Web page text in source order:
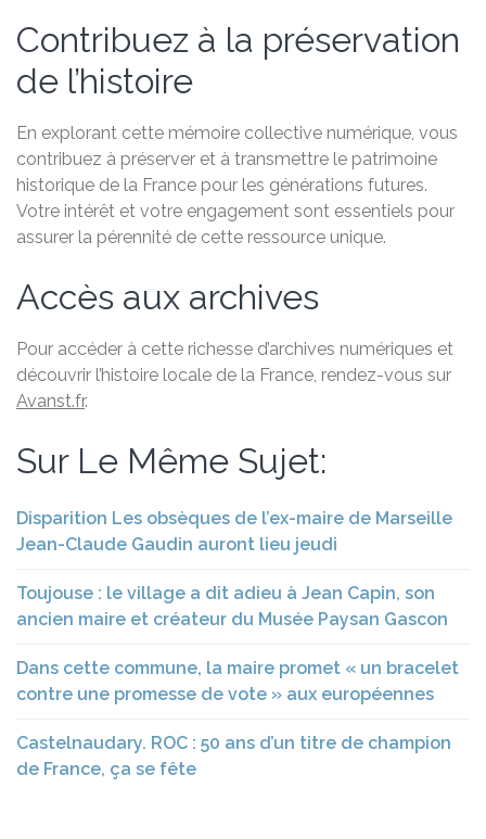
Contribuez à la préservation
de l’histoire
En explorant cette mémoire collective numérique, vous
contribuez à préserver et à transmettre le patrimoine
historique de la France pour les générations futures.
Votre intérêt et votre engagement sont essentiels pour
assurer la pérennité de cette ressource unique.
Accès aux archives
Pour accéder à cette richesse d’archives numériques et
découvrir l’histoire locale de la France, rendez-vous sur
Avanst.fr.
Sur Le Même Sujet:
Disparition Les obsèques de l’ex-maire de Marseille
Jean-Claude Gaudin auront lieu jeudi
Toujouse : le village a dit adieu à Jean Capin, son
ancien maire et créateur du Musée Paysan Gascon
Dans cette commune, la maire promet « un bracelet
contre une promesse de vote » aux européennes
Castelnaudary. ROC : 50 ans d’un titre de champion
de France, ça se fête